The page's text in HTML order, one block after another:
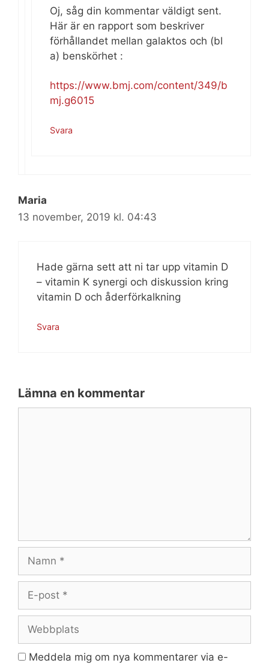
Oj, såg din kommentar väldigt sent.
Här är en rapport som beskriver
förhållandet mellan galaktos och (bl
a) benskörhet :
https://www.bmj.com/content/349/b
mj.g6015
Svara
Maria
13 november, 2019 kl. 04:43
Hade gärna sett att ni tar upp vitamin D
– vitamin K synergi och diskussion kring
vitamin D och åderförkalkning
Svara
Lämna en kommentar
Namn
Webbplats
Meddela mig om nya kommentarer via e-